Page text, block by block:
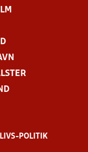
POLITIK